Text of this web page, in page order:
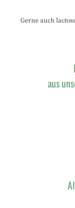
Gerne auch
aus